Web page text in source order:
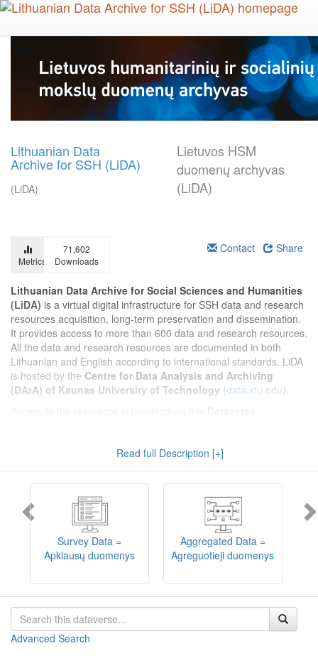
Skip
main
Lithuanian Data
Archive for SSH (LiDA)
(LiDA)
Lietuvos HSM
duomenų archyvas
(LiDA)
Metrics
71,602
Downloads
Contact Share
Lithuanian Data Archive for Social Sciences and Humanities
(LiDA) is a virtual digital infrastructure for SSH data and research
resources acquisition, long-term preservation and dissemination.
It provides access to more than 600 data and research resources.
All the data and research resources are documented in both
Lithuanian and English according to international standards. LiDA
is hosted by the Centre for Data Analysis and Archiving
(DAtA) of Kaunas University of Technology (data.ktu.edu).
implemented). LiDA curates different types of resources and they
are published into catalogues according to the type:Survey Data,
Interview Data,Aggregated Data
(including Historical Statistics),
, andEncoded Data
(including News Media Studies).
Also, LiDA holds collections of data produced in large national
projets (
Large Project Data
) as well as social sciences and
humanities data deposited by Lithuanian science and higher
education institutions and Lithuanian governmental institutions
Depositors interested in deposit of their data into the LiDA
Lietuvos humanitarinių ir socialinių mokslų duomenų
Read full Description [+]
Survey Data =
Apklausų duomenys
Aggregated Data =
Agreguotieji duomenys
Advanced Search